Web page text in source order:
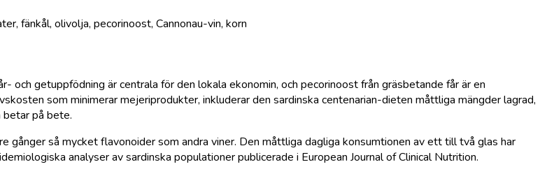
fänkål, olivolja, pecorinoost, Cannonau-vin, korn
getuppfödning är centrala för den lokala ekonomin, och pecorinoost från gräsbetande får är en
som minimerar mejeriprodukter, inkluderar den sardinska centenarian-dieten måttliga mängder lagrad,
på bete.
gånger så mycket flavonoider som andra viner. Den måttliga dagliga konsumtionen av ett till två glas har
analyser av sardinska populationer publicerade i European Journal of Clinical Nutrition.